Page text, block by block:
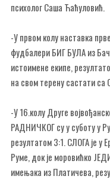
психолог Саша Ћаћуловић.
-У првом колу наставка
фудбалери БИГ БУЛА из
истоимене екипе,
на свом терену састати
-У 16.колу Друге
РАДНИЧКОГ су у суботу у
резултатом 3:1. СЛОГА је
Руме, док је моровићко
имењака из Платичева,